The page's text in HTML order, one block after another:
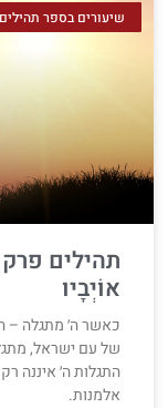
שיעורים בספר תהילים
תהילים
אוֹיְבָיו
כאשר ה׳ מתגלה –
של עם ישראל,
התגלות ה׳ איננה
אלמנות.